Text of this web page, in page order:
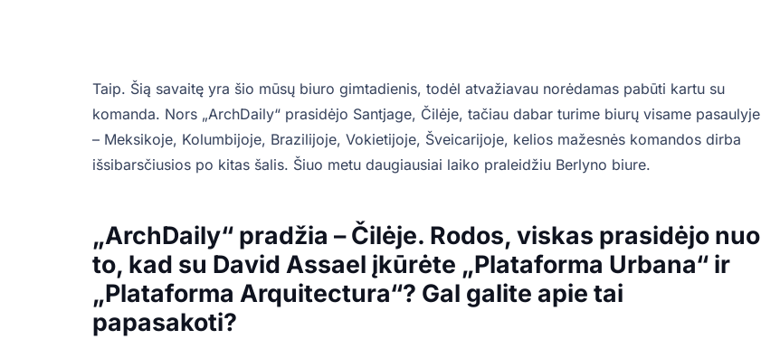
Taip. Šią savaitę yra šio mūsų biuro gimtadienis, todėl atvažiavau norėdamas pabūti kartu su
komanda. Nors „ArchDaily“ prasidėjo Santjage, Čilėje, tačiau dabar turime biurų visame pasaulyje
– Meksikoje, Kolumbijoje, Brazilijoje, Vokietijoje, Šveicarijoje, kelios mažesnės komandos dirba
išsibarsčiusios po kitas šalis. Šiuo metu daugiausiai laiko praleidžiu Berlyno biure.
„ArchDaily“ pradžia – Čilėje. Rodos, viskas prasidėjo nuo
to, kad su David Assael įkūrėte „Plataforma Urbana“ ir
„Plataforma Arquitectura“? Gal galite apie tai
papasakoti?